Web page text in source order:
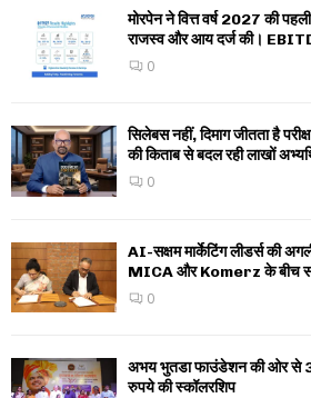
मोरपेन ने वित्त वर्ष 2027 की
राजस्व और आय दर्ज की।
0
सिलेबस नहीं, दिमाग जीतता है
की किताब से बदल रही लाखों
0
AI-सक्षम मार्केटिंग लीडर्स की
MICA और Komerz के बीच
0
अभय भुतडा फाउंडेशन की ओर से
रुपये की स्कॉलरशिप